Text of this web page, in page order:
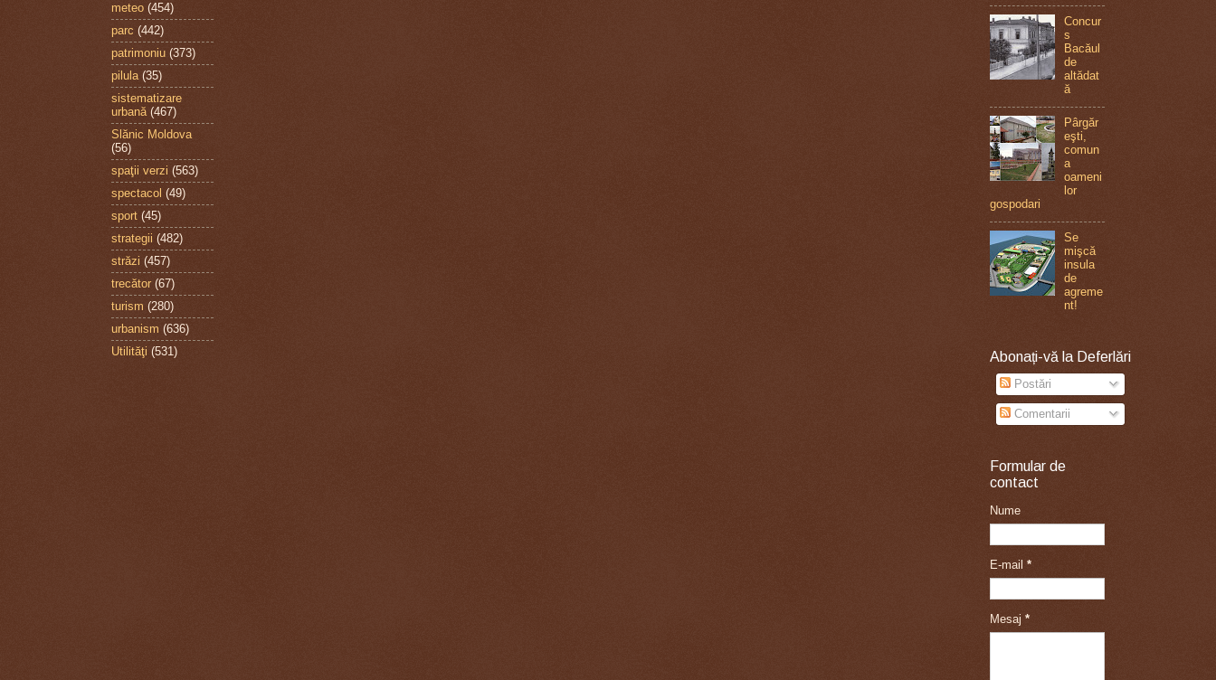
meteo (454)
parc (442)
patrimoniu (373)
pilula (35)
sistematizare
urbană (467)
Slănic Moldova
(56)
spaţii verzi (563)
spectacol (49)
sport (45)
strategii (482)
străzi (457)
trecător (67)
turism (280)
urbanism (636)
Utilităţi (531)
Concur
s
Bacăul
de
altădat
ă
Pârgăr
eşti,
comun
a
oameni
lor
gospodari
Se
mişcă
insula
de
agreme
nt!
Abonați-vă la Deferlări
Postări
Comentarii
Formular de
contact
Nume
E-mail *
Mesaj *